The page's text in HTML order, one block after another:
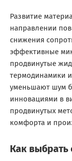
Развитие
направлении
снижения
эффективные
продвинутые
термодинамики
уменьшают шум
инновациями в
продвинутых
комфорта и
Как выбрать